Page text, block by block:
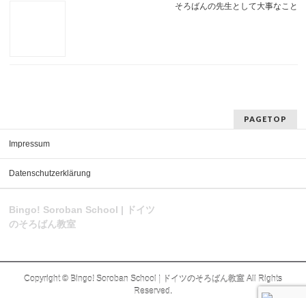
そろばんの先生として大事なこと
PAGETOP
Impressum
Datenschutzerklärung
Bingo! Soroban School | ドイツ
のそろばん教室
Copyright © Bingo! Soroban School | ドイツのそろばん教室All Rights
Reserved.